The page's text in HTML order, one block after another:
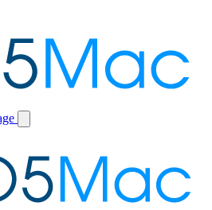
Switch